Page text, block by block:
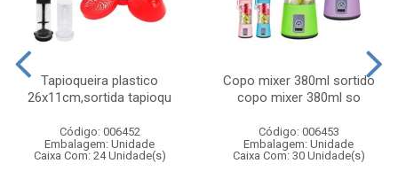
Tapioqueira plastico
26x11cm,sortida tapioqu
Código: 006452
Embalagem: Unidade
Caixa Com: 24 Unidade(s)
Copo mixer 380ml sortido
copo mixer 380ml so
Código: 006453
Embalagem: Unidade
Caixa Com: 30 Unidade(s)